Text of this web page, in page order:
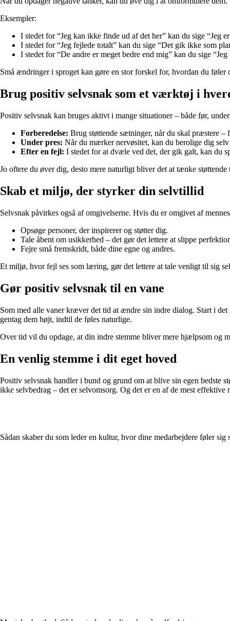
Eksempler:
I stedet for “Jeg kan ikke finde ud af det her” kan du sige “Jeg
I stedet for “Jeg fejlede totalt” kan du sige “Det gik ikke som
I stedet for “De andre er meget bedre end mig” kan du sige
Små ændringer i sproget kan gøre en stor forskel for, hvordan du føler
Brug positiv selvsnak som et værktøj i
Positiv selvsnak kan bruges aktivt i mange situationer – både før,
Forberedelse: Brug støttende sætninger, når du skal præstere –
Under pres: Når du mærker nervøsitet, kan du berolige dig
Efter en fejl: I stedet for at dvæle ved det, der gik galt, kan du
Jo oftere du øver dig, desto mere naturligt bliver det at tænke støttende
Skab et miljø, der styrker din selvtillid
Selvsnak påvirkes også af omgivelserne. Hvis du er omgivet af
Opsøge personer, der inspirerer og støtter dig.
Tale åbent om usikkerhed – det gør det lettere at slippe
Fejre små fremskridt, både dine egne og andres.
Et miljø, hvor fejl ses som læring, gør det lettere at tale venligt til sig
Gør positiv selvsnak til en vane
Som med alle vaner kræver det tid at ændre sin indre dialog. Start i
gentag dem højt, indtil de føles naturlige.
Over tid vil du opdage, at din indre stemme bliver mere hjælpsom og
En venlig stemme i dit eget hoved
Positiv selvsnak handler i bund og grund om at blive sin egen bedste
ikke selvbedrag – det er selvomsorg. Og det er en af de mest effektive
Sådan skaber du som leder en kultur, hvor dine medarbejdere føler sig